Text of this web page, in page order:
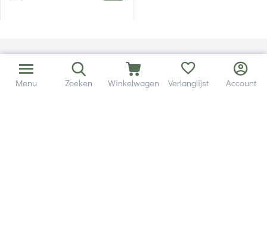
Menu Zoeken Winkelwagen Verlanglijst Account